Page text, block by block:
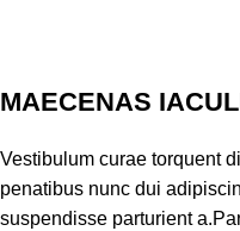
MAECENAS
Vestibulum curae torquent
penatibus nunc dui
suspendisse parturient